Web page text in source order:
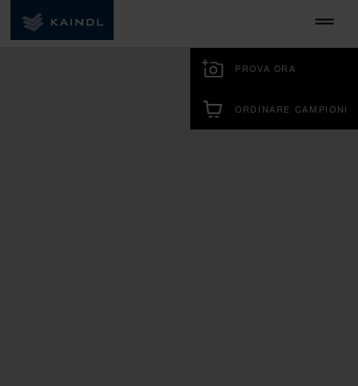
PROVA ORA
ORDINARE CAMPIONI